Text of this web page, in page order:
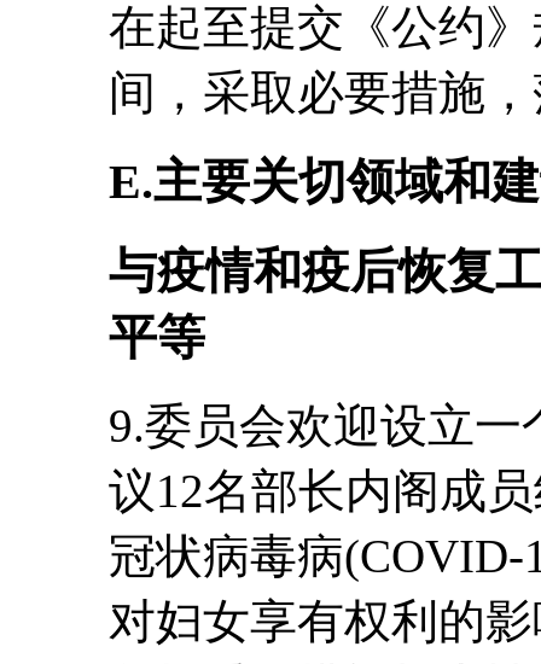
在起至提交《公约
间，采取必要措施
E.主要关切领域和
与疫情和疫后恢复
平等
9.委员会欢迎设立
议12名部长内阁成
冠状病毒病
对妇女享有权利的